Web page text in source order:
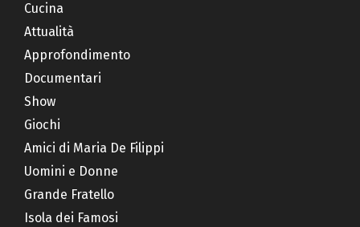
Cucina
Attualità
Approfondimento
Documentari
Show
Giochi
Amici di Maria De Filippi
Uomini e Donne
Grande Fratello
Isola dei Famosi